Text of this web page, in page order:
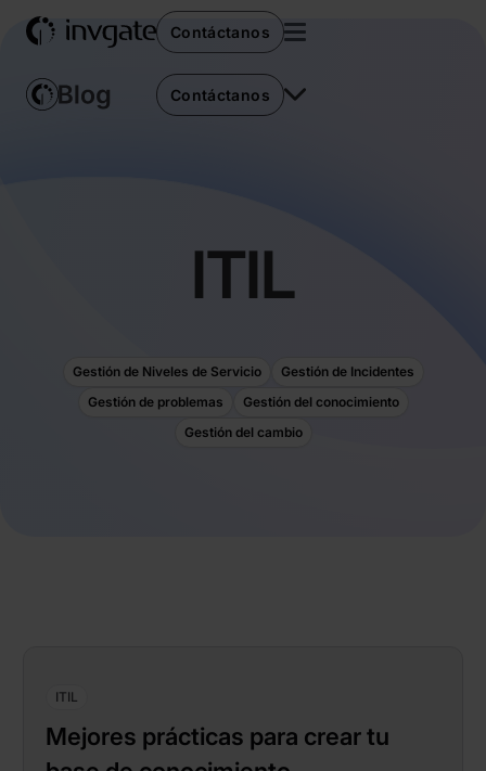
Contáctanos
Contáctanos
ITIL
Gestión de Niveles de Servicio
Gestión de Incidentes
Gestión de problemas
Gestión del conocimiento
Gestión del cambio
ITIL
Mejores prácticas para crear tu